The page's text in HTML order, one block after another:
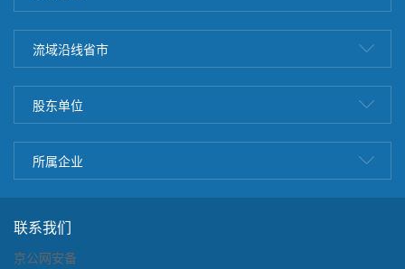
流域沿线省市
股东单位
所属企业
联系我们
京公网安备